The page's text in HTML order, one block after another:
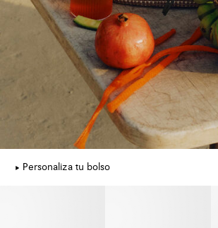
Personaliza tu bolso